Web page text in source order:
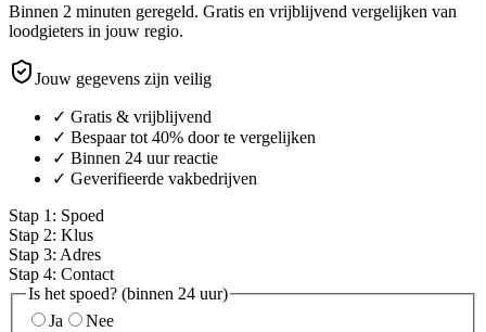
Binnen 2 minuten geregeld. Gratis en vrijblijvend vergelijken van
loodgieters in jouw regio.
Jouw gegevens zijn veilig
✓ Gratis & vrijblijvend
✓ Bespaar tot 40% door te vergelijken
✓ Binnen 24 uur reactie
✓ Geverifieerde vakbedrijven
Stap 1 : Spoed
Stap 2: Klus
Stap 3: Adres
Stap 4: Contact
Is het spoed? (binnen 24 uur)
Ja
Nee